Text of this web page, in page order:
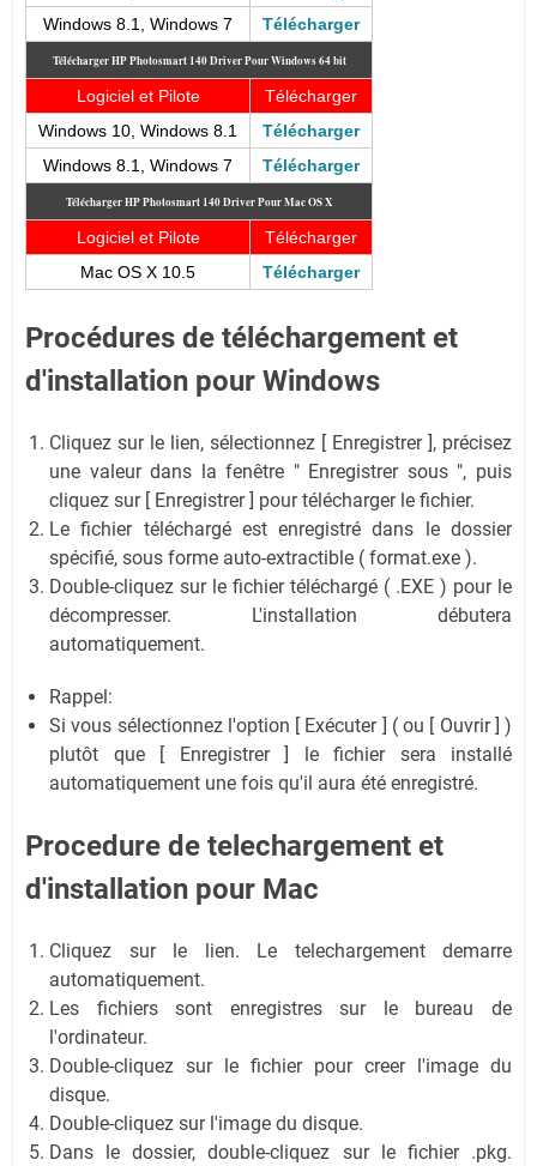
Windows 8.1, Windows 7
Télécharger
Télécharger HP Photosmart 140Driver Pour Windows 64 bit
Logiciel et Pilote
Télécharger
Windows 10, Windows 8.1
Télécharger
Windows 8.1, Windows 7
Télécharger
Télécharger HP Photosmart 140Driver Pour Mac OS X
Logiciel et Pilote
Télécharger
Mac OS X 10.5
Télécharger
Procédures de téléchargement et
d'installation pour Windows
Cliquez sur le lien, sélectionnez [ Enregistrer ], précisez
une valeur dans la fenêtre " Enregistrer sous ", puis
cliquez sur [ Enregistrer ] pour télécharger le fichier.
Le fichier téléchargé est enregistré dans le dossier
spécifié, sous forme auto-extractible ( format.exe ).
Double-cliquez sur le fichier téléchargé ( .EXE ) pour le
décompresser. L'installation débutera
automatiquement.
Rappel:
Si vous sélectionnez l'option [ Exécuter ] ( ou [ Ouvrir ] )
plutôt que [ Enregistrer ] le fichier sera installé
automatiquement une fois qu'il aura été enregistré.
Procedure de telechargement et
d'installation pour Mac
Cliquez sur le lien. Le telechargement demarre
automatiquement.
Les fichiers sont enregistres sur le bureau de
l'ordinateur.
Double-cliquez sur le fichier pour creer l'image du
disque.
Double-cliquez sur l'image du disque.
Dans le dossier, double-cliquez sur le fichier .pkg.